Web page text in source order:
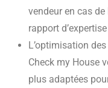
vendeur en cas
rapport
L’optimisation
Check my House
plus adaptées